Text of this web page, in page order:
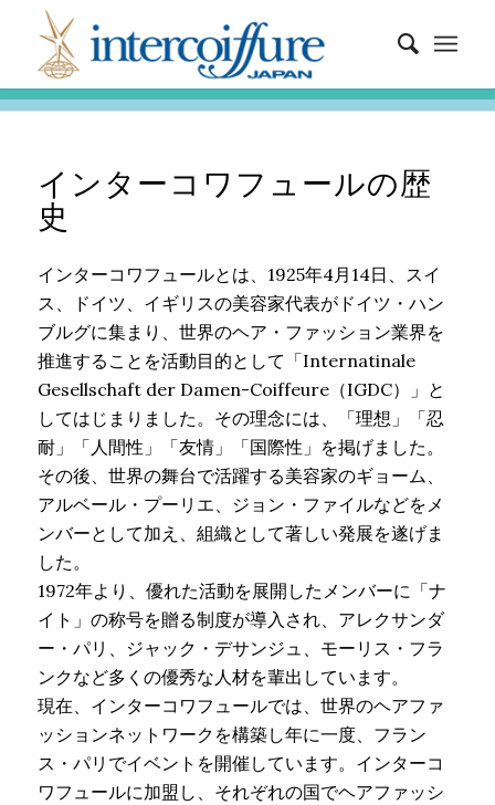
インターコワフュールの歴
史
インターコワフュールとは、1925年4月14日、スイ
ス、ドイツ、イギリスの美容家代表がドイツ・ハン
ブルグに集まり、世界のヘア・ファッション業界を
推進することを活動目的として「Internatinale
Gesellschaft der Damen-Coiffeure（IGDC）」と
してはじまりました。その理念には、「理想」「忍
耐」「人間性」「友情」「国際性」を掲げました。
その後、世界の舞台で活躍する美容家のギョーム、
アルベール・プーリエ、ジョン・ファイルなどをメ
ンバーとして加え、組織として著しい発展を遂げま
した。
1972年より、優れた活動を展開したメンバーに「ナ
イト」の称号を贈る制度が導入され、アレクサンダ
ー・パリ、ジャック・デサンジュ、モーリス・フラ
ンクなど多くの優秀な人材を輩出しています。
現在、インターコワフュールでは、世界のヘアファ
ッションネットワークを構築し年に一度、フラン
ス・パリでイベントを開催しています。インターコ
ワフュールに加盟し、それぞれの国でヘアファッシ